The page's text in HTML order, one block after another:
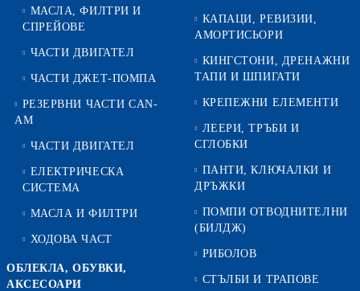
МАСЛА, ФИЛТРИ И
СПРЕЙОВЕ
ЧАСТИ ДВИГАТЕЛ
ЧАСТИ ДЖЕТ-ПОМПА
РЕЗЕРВНИ ЧАСТИ CAN-
AM
ЧАСТИ ДВИГАТЕЛ
ЕЛЕКТРИЧЕСКА
СИСТЕМА
МАСЛА И ФИЛТРИ
ХОДОВА ЧАСТ
ОБЛЕКЛА, ОБУВКИ,
АКСЕСОАРИ
КАПАЦИ, РЕВИЗИИ,
АМОРТИСЬОРИ
КИНГСТОНИ, ДРЕНАЖНИ
ТАПИ И ШПИГАТИ
КРЕПЕЖНИ ЕЛЕМЕНТИ
ЛЕЕРИ, ТРЪБИ И
СГЛОБКИ
ПАНТИ, КЛЮЧАЛКИ И
ДРЪЖКИ
ПОМПИ ОТВОДНИТЕЛНИ
(БИЛДЖ)
РИБОЛОВ
СТЪЛБИ И ТРАПОВЕ